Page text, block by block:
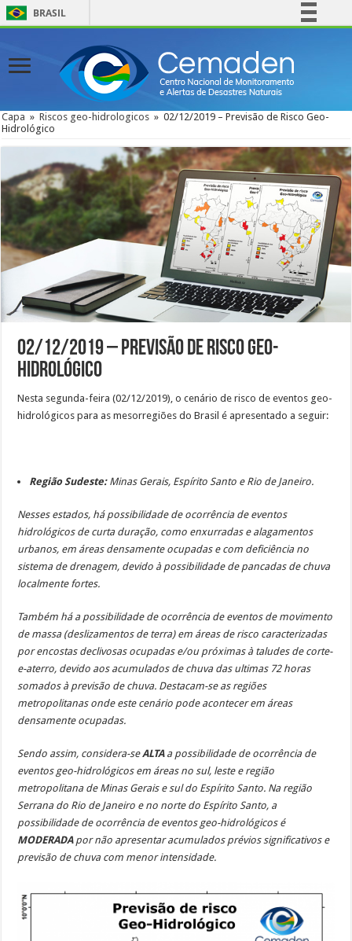
BRASIL
Comunica BR
Participe
Acesso à informação
Canais
Capa » Riscos geo-hidrologicos » 02/12/2019 – Previsão de Risco Geo-
Hidrológico
02/12/2019 – Previsão de Risco Geo-
Hidrológico
Nesta segunda-feira (02/12/2019), o cenário de risco de eventos geo-
hidrológicos para as mesorregiões do Brasil é apresentado a seguir:
Região Sudeste:Minas Gerais, Espírito Santo e Rio de Janeiro.
Nesses estados, há possibilidade de ocorrência de eventos
hidrológicos de curta duração, como enxurradas e alagamentos
urbanos, em áreas densamente ocupadas e com deficiência no
sistema de drenagem, devido à possibilidade de pancadas de chuva
localmente fortes.
Também há a possibilidade de ocorrência de eventos de movimento
de massa (deslizamentos de terra) em áreas de risco caracterizadas
por encostas declivosas ocupadas e/ou próximas à taludes de corte-
e-aterro, devido aos acumulados de chuva das ultimas 72 horas
somados à previsão de chuva. Destacam-se as regiões
metropolitanas onde este cenário pode acontecer em áreas
densamente ocupadas.
Sendo assim, considera-seALTAa possibilidade de ocorrência de
eventos geo-hidrológicos em áreas no sul, leste e região
metropolitana de Minas Gerais e sul do Espírito Santo. Na região
Serrana do Rio de Janeiro e no norte do Espírito Santo, a
possibilidade de ocorrência de eventos geo-hidrológicos é
MODERADA por não apresentar acumulados prévios significativos e
previsão de chuva com menor intensidade.